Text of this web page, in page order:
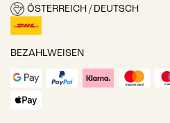
ÖSTERREICH / DEUTSCH
BEZAHLWEISEN